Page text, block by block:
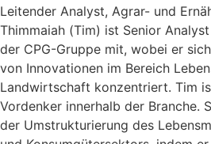
Leitender Analyst, Agrar- und
Thimmaiah (Tim) ist Senior
der CPG-Gruppe mit, wobei er
von Innovationen im Bereich
Landwirtschaft konzentriert. Tim
Vordenker innerhalb der Branche.
der Umstrukturierung des